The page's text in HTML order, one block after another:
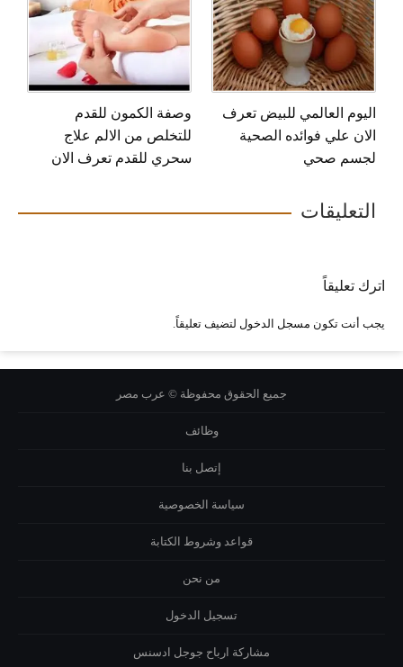
اليوم العالمي للبيض تعرف
الان علي فوائده الصحية
لجسم صحي
وصفة الكمون للقدم
للتخلص من الالم علاج
سحري للقدم تعرف الان
التعليقات
اترك تعليقاً
يجب أنت تكون مسجل الدخول لتضيف تعليقاً.
جميع الحقوق محفوظة © عرب مصر
وظائف
إتصل بنا
سياسة الخصوصية
قواعد وشروط الكتابة
من نحن
تسجيل الدخول
مشاركة ارباح جوجل ادسنس